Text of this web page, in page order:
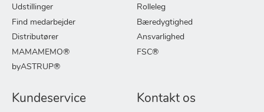
Udstillinger
Find medarbejder
Distributører
MAMAMEMO®
byASTRUP®
Rolleleg
Bæredygtighed
Ansvarlighed
FSC®
Kundeservice Kontakt os